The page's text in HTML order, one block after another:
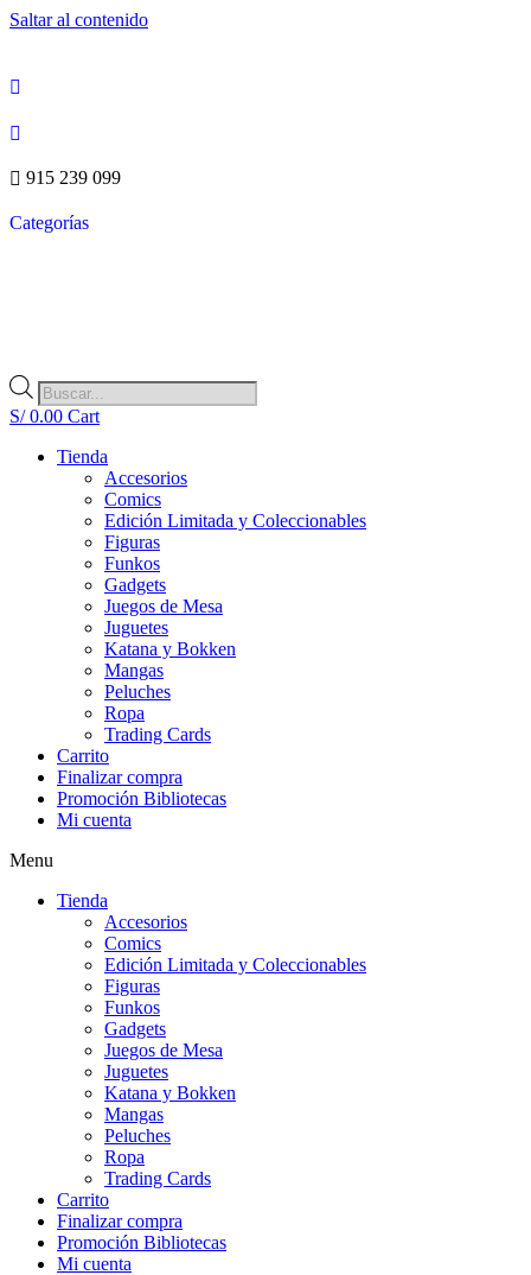
Saltar al contenido
915 239 099
Categorías
Búsqueda
de
productos
S/0.00 Cart
Tienda
Accesorios
Comics
Edición Limitada y Coleccionables
Figuras
Funkos
Gadgets
Juegos de Mesa
Juguetes
Katana y Bokken
Mangas
Peluches
Ropa
Trading Cards
Carrito
Finalizar compra
Promoción Bibliotecas
Mi cuenta
Menu
Tienda
Accesorios
Comics
Edición Limitada y Coleccionables
Figuras
Funkos
Gadgets
Juegos de Mesa
Juguetes
Katana y Bokken
Mangas
Peluches
Ropa
Trading Cards
Carrito
Finalizar compra
Promoción Bibliotecas
Mi cuenta